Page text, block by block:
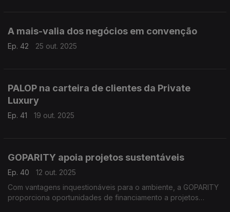
A mais-valia dos negócios em convenção
Ep. 42 25 out. 2025
PALOP na carteira de clientes da Private
Luxury
Ep. 41 19 out. 2025
GOPARITY apoia projetos sustentáveis
Ep. 40
12 out. 2025
Com vantagens inquestionáveis para o ambiente, a GOPARITY
proporciona oportunidades de financiamento a projetos